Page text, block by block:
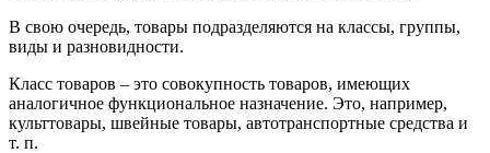
В свою очередь, товары подразделяются на классы, группы,
виды и разновидности.
Класс товаров – это совокупность товаров, имеющих
аналогичное функциональное назначение. Это, например,
культтовары, швейные товары, автотранспортные средства и
т. п.